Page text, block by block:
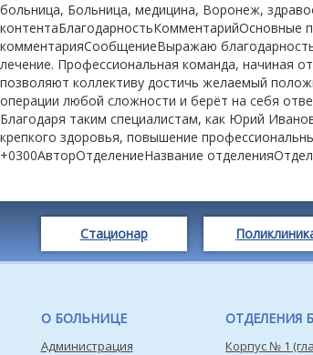
больница, Больница, медицина, Воронеж,
контентаБлагодарностьКомментарийОсновные
комментарияСообщениеВыражаю
лечение. Профессиональная команда, начиная
позволяют коллективу достичь желаемый
операции любой сложности и берёт на себя
Благодаря таким специалистам, как Юрий
крепкого здоровья, повышение
+0300АвторОтделениеНазвание
Стационар
О БОЛЬНИЦЕ
Администрация
ОТДЕЛЕНИЯ
Корпус № 1